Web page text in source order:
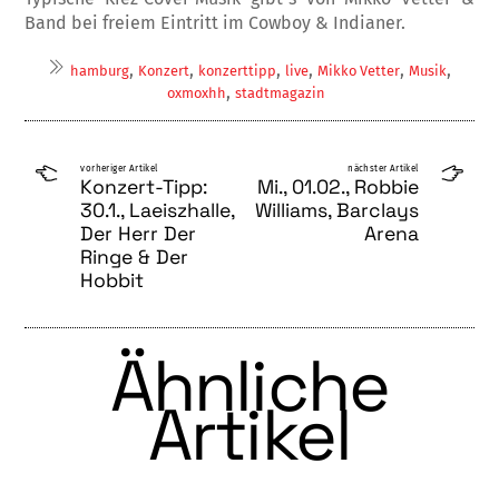
Band bei freiem Eintritt im Cowboy & Indianer.
hamburg, Konzert, konzerttipp, live, Mikko Vetter, Musik,
oxmoxhh, stadtmagazin
vorheriger Artikel
Konzert-Tipp:
30.1., Laeiszhalle,
Der Herr Der
Ringe & Der
Hobbit
nächster Artikel
Mi., 01.02., Robbie
Williams, Barclays
Arena
Ähnliche
Artikel